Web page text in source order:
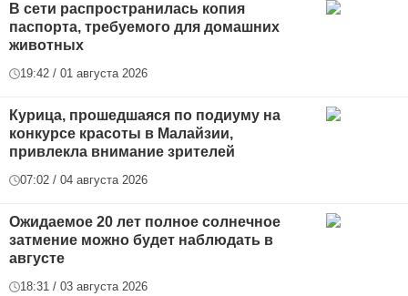
В сети распространилась копия
паспорта, требуемого для домашних
животных
19:42 / 01 августа 2026
Курица, прошедшаяся по подиуму на
конкурсе красоты в Малайзии,
привлекла внимание зрителей
07:02 / 04 августа 2026
Ожидаемое 20 лет полное солнечное
затмение можно будет наблюдать в
августе
18:31 / 03 августа 2026